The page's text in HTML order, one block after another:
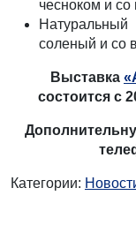
чесноком и со
соленый и со
Выставка
состоится с
Категории: